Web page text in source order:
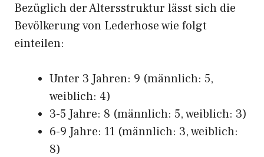
Bezüglich der Altersstruktur lässt sich die
Bevölkerung von Lederhose wie folgt
einteilen:
Unter 3 Jahren: 9 (männlich: 5,
weiblich: 4)
3-5 Jahre: 8 (männlich: 5, weiblich: 3)
6-9 Jahre: 11 (männlich: 3, weiblich:
8)